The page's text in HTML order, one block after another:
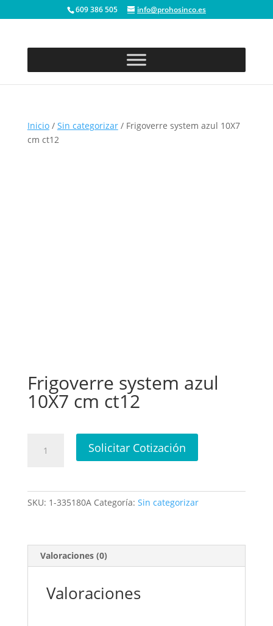
609 386 505 info@prohosinco.es
Inicio/ Sin categorizar/ Frigoverre system azul 10X7
cm ct12
Frigoverre system azul
10X7 cm ct12
system
Solicitar Cotización
SKU: 1-335180A Categoría: Sin categorizar
Valoraciones (0)
Valoraciones